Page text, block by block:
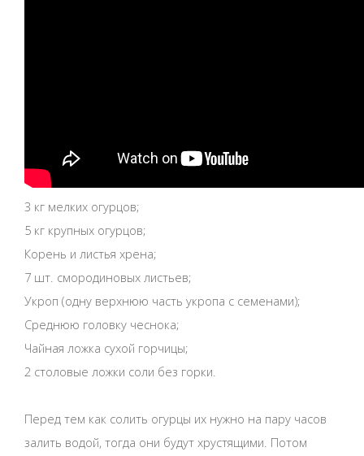
3 кг мелких огурцов;
5 кг крупных огурцов;
Корень и листья хрена;
7 шт. смородиновых листьев;
Укроп (одну верхнюю часть укропа с семенами);
Среднюю головку чеснока;
Чайная ложка сухой горчицы;
2 столовые ложки соли без горки.
Перед тем как солить огурцы их нужно на пару часов
залить водой, тогда они будут хрустящими. Потом